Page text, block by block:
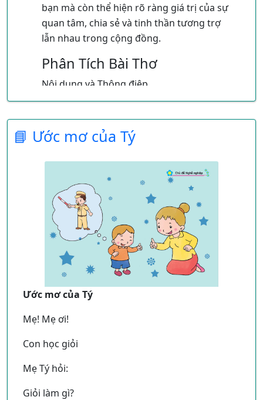
bạn mà còn thể hiện rõ ràng giá trị của sự
quan tâm, chia sẻ và tinh thần tương trợ
lẫn nhau trong cộng đồng.
Phân Tích Bài Thơ
Nội dung và Thông điệp
bằng sự vắng mặt đáng chú ý của Thỏ Nâu,
điều này làm dấy lên sự quan tâm từ các
định của các bạn thăm Thỏ Nâu, thể hiện
tình bạn sâu sắc và lòng tốt.
Chia sẻ và giúp đỡ
: Các nhân vật trong bài
thơ, từ Gấu, Mèo, đến Hươu và Nai, mỗi
người đều mang theo một món quà để
thăm Thỏ Nâu, thể hiện hành động chia sẻ
và giúp đỡ bạn bè một cách thiết thực.
Hình ảnh
Hình ảnh đa dạng của các nhân vật
thơ sử dụng các nhân vật động vật như
món quà khác nhau, tạo nên sự đa dạng và
phong phú trong hình ảnh, đồng thời phản
ánh tính cách và tình cảm của từng nhân
vật.
📘 Ước mơ của Tý
Ước mơ của Tý
Mẹ! Mẹ ơi!
Con học giỏi
Mẹ Tý hỏi:
Giỏi làm gì?